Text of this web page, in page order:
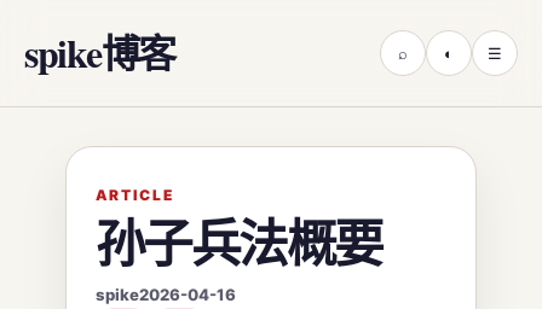
spike博客 ⌕ ◐ ☰
ARTICLE
孙子兵法概要
spike2026-04-16